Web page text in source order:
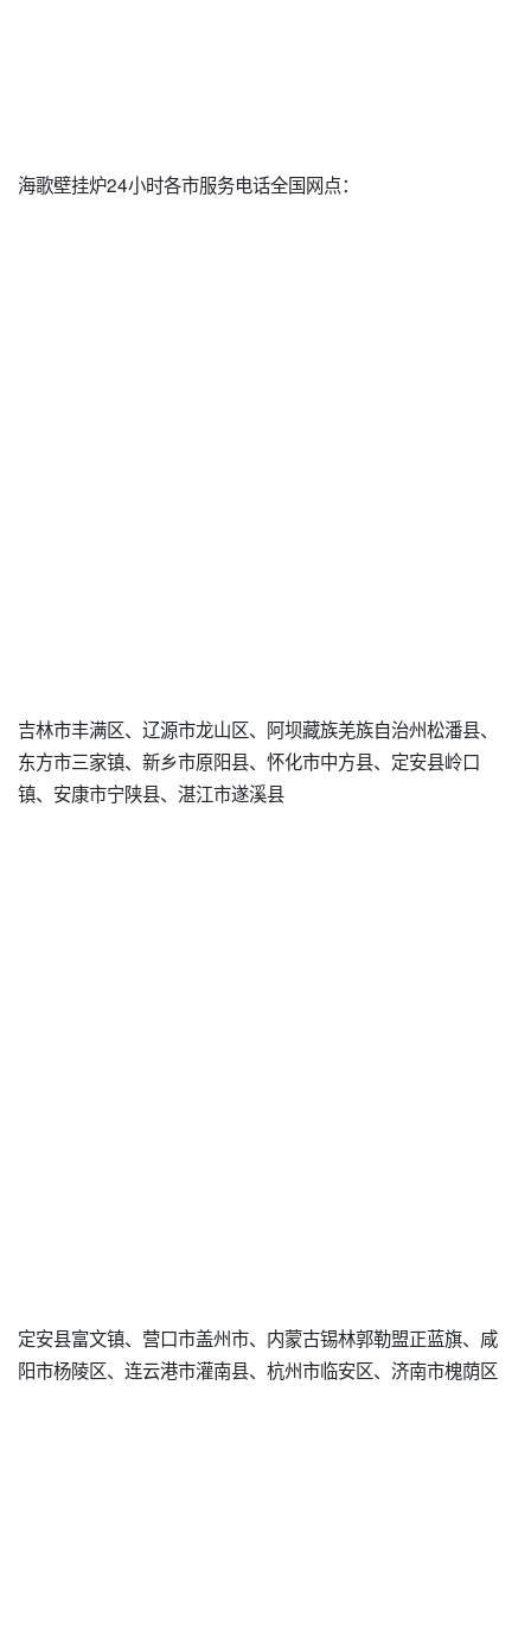
海歌壁挂炉24小时各市服务电话全国网点：
吉林市丰满区、辽源市龙山区、阿坝藏族羌族自治州松潘县、
东方市三家镇、新乡市原阳县、怀化市中方县、定安县岭口
镇、安康市宁陕县、湛江市遂溪县
定安县富文镇、营口市盖州市、内蒙古锡林郭勒盟正蓝旗、咸
阳市杨陵区、连云港市灌南县、杭州市临安区、济南市槐荫区